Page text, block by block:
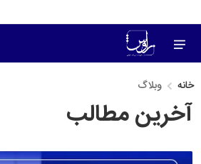
خانه وبلاگ
آخرین مطالب